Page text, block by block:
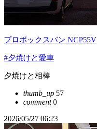
プロボックスバン NCP55V
#夕焼けと愛車
夕焼けと相棒
thumb_up 57
comment0
2026/05/27 06:23